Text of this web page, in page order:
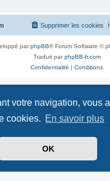
votre navigation, vous
cookies. En savoir plus
OK
Supprimer les cookies
parphpBB® Forum Software ©
Traduit parphpBB-fr.com
Confidentialité | Conditions